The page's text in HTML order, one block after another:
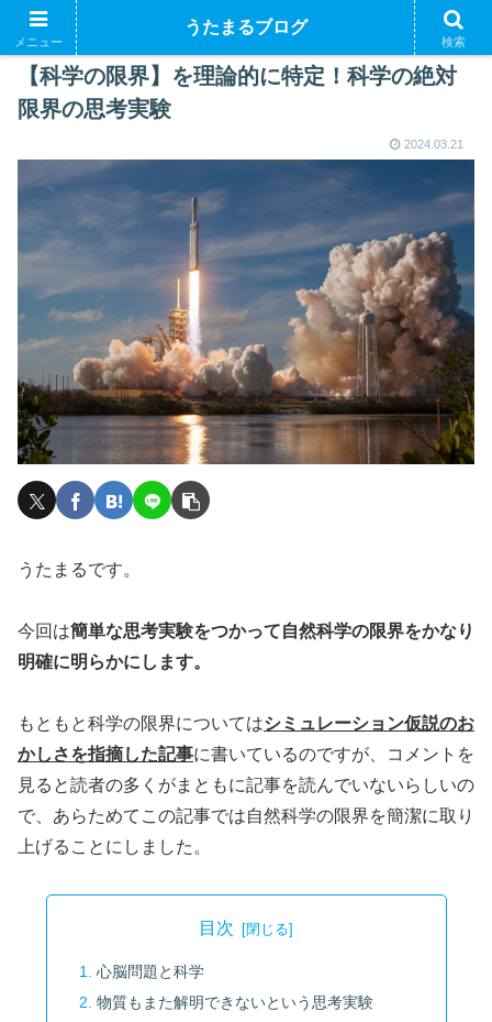
【科学の限界】を理論的に特定！科学の絶対
限界の思考実験
2024.03.21
うたまるです。
今回は簡単な思考実験をつかって自然科学の限界をかなり
明確に明らかにします。
もともと科学の限界についてはシミュレーション仮説のお
かしさを指摘した記事に書いているのですが、コメントを
見ると読者の多くがまともに記事を読んでいないらしいの
で、あらためてこの記事では自然科学の限界を簡潔に取り
上げることにしました。
目次
心脳問題と科学
物質もまた解明できないという思考実験
メニュー
うたまるブログ
検索